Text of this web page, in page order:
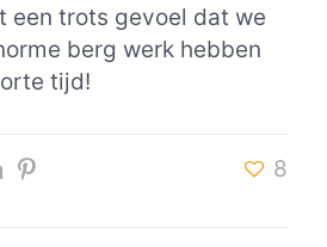
een trots gevoel dat we
berg werk hebben
tijd!
8